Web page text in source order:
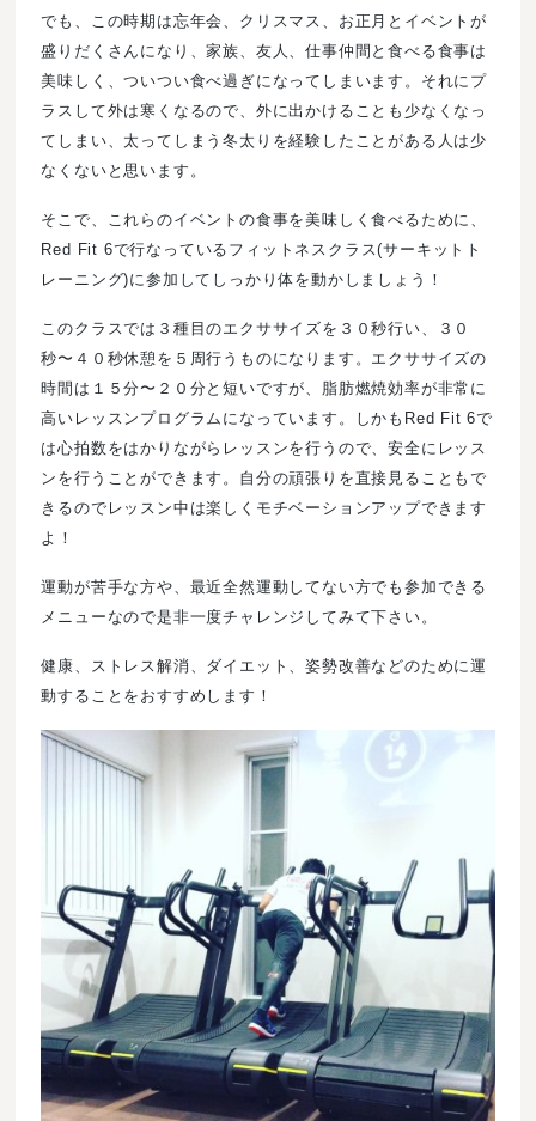
でも、この時期は忘年会、クリスマス、お正月とイベントが
盛りだくさんになり、家族、友人、仕事仲間と食べる食事は
美味しく、ついつい食べ過ぎになってしまいます。それにプ
ラスして外は寒くなるので、外に出かけることも少なくなっ
てしまい、太ってしまう冬太りを経験したことがある人は少
なくないと思います。
そこで、これらのイベントの食事を美味しく食べるために、
Red Fit 6で行なっているフィットネスクラス(サーキットト
レーニング)に参加してしっかり体を動かしましょう！
このクラスでは３種目のエクササイズを３０秒行い、３０
秒〜４０秒休憩を５周行うものになります。エクササイズの
時間は１５分〜２０分と短いですが、脂肪燃焼効率が非常に
高いレッスンプログラムになっています。しかもRed Fit 6で
は心拍数をはかりながらレッスンを行うので、安全にレッス
ンを行うことができます。自分の頑張りを直接見ることもで
きるのでレッスン中は楽しくモチベーションアップできます
よ！
運動が苦手な方や、最近全然運動してない方でも参加できる
メニューなので是非一度チャレンジしてみて下さい。
健康、ストレス解消、ダイエット、姿勢改善などのために運
動することをおすすめします！